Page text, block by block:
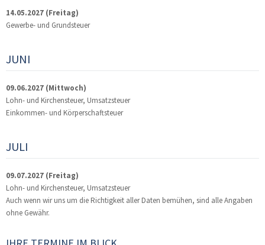
14.05.2027 (Freitag)
Gewerbe- und Grundsteuer
JUNI
09.06.2027 (Mittwoch)
Lohn- und Kirchensteuer, Umsatzsteuer
Einkommen- und Körperschaftsteuer
JULI
09.07.2027 (Freitag)
Lohn- und Kirchensteuer, Umsatzsteuer
Auch wenn wir uns um die Richtigkeit aller Daten bemühen, sind alle Angaben
ohne Gewähr.